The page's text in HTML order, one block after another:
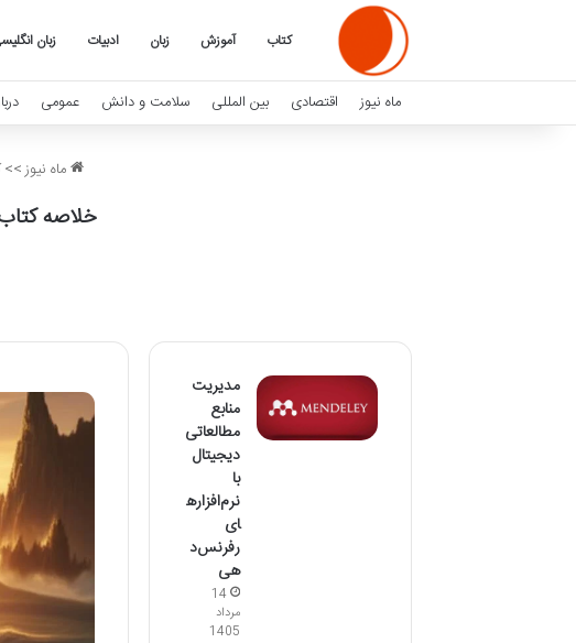
کتاب آموزش زبان ادبیات زبان
ماه نیوز اقتصادی بین المللی سلامت و دانش عمومی
ماه نیوز>>
خلاصه
مدیریت
منابع
مطالعاتی
دیجیتال
با
نرم‌افزاره
ای
رفرنس‌د
هی
14
مرداد
1405